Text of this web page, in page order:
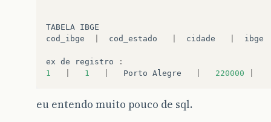
TABELA
IBGE
cod_ibge
cod_estado cidade ibge
ex de registro
:
1
1 Porto Alegre 220000
eu entendo muito pouco de sql.